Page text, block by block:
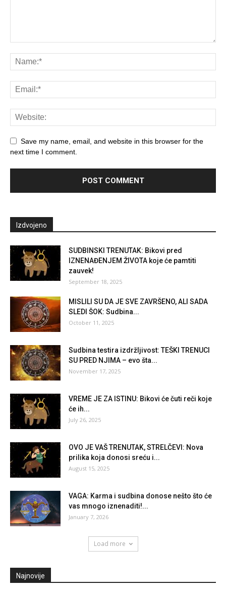
Save my name, email, and website in this browser for the
next time I comment.
Izdvojeno
SUDBINSKI TRENUTAK: Bikovi pred
IZNENAĐENJEM ŽIVOTA koje će pamtiti
zauvek!
September 18, 2025
MISLILI SU DA JE SVE ZAVRŠENO, ALI SADA
SLEDI ŠOK: Sudbina...
October 11, 2025
Sudbina testira izdržljivost: TEŠKI TRENUCI
SU PRED NJIMA – evo šta...
November 17, 2025
VREME JE ZA ISTINU: Bikovi će čuti reči koje
će ih...
July 26, 2025
OVO JE VAŠ TRENUTAK, STRELČEVI: Nova
prilika koja donosi sreću i...
August 15, 2025
VAGA: Karma i sudbina donose nešto što će
vas mnogo iznenaditi!...
January 7, 2026
Load more
Najnovije